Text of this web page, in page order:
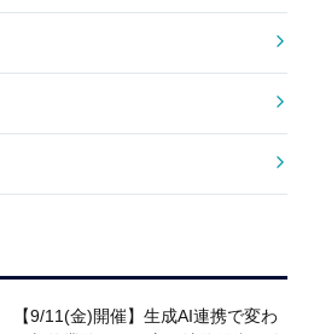
【9/11(金)開催】生成AI連携で変わ